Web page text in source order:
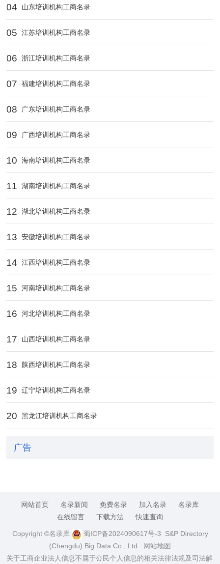
04 山东培训机构工商名录
05 江苏培训机构工商名录
06 浙江培训机构工商名录
07 福建培训机构工商名录
08 广东培训机构工商名录
09 广西培训机构工商名录
10 海南培训机构工商名录
11 湖南培训机构工商名录
12 湖北培训机构工商名录
13 安徽培训机构工商名录
14 江西培训机构工商名录
15 河南培训机构工商名录
16 河北培训机构工商名录
17 山西培训机构工商名录
18 陕西培训机构工商名录
19 辽宁培训机构工商名录
20 黑龙江培训机构工商名录
广告
网站首页 名录新闻 免费名录 加入名录
名录库
在线留言
下载方法 快速查询
Copyright ©名录库 蜀ICP备2024090617号-3 S&P Directory
(Chengdu) Big Data Co., Ltd
网站地图
关于工商企业法人信息不属于公民个人信息的相关法律法规及司法解